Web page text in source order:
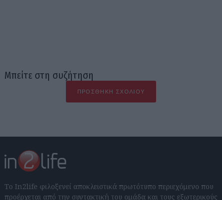
Μπείτε στη συζήτηση
ΠΡΟΣΘΉΚΗ ΣΧΟΛΊΟΥ
Το In2life φιλοξενεί αποκλειστικά πρωτότυπο περιεχόμενο που
προέρχεται από την συντακτική του ομάδα και τους εξωτερικούς